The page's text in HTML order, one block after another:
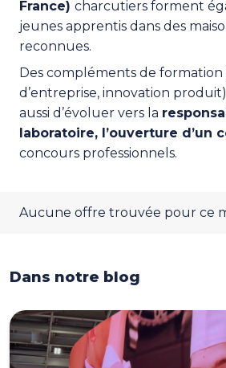
France) charcutiers forment
jeunes apprentis dans des
reconnues.
Des compléments de formation
d’entreprise, innovation
aussi d’évoluer vers la
laboratoire, l’ouverture d’un
concours professionnels.
Aucune offre trouvée pour ce
Dans notre blog